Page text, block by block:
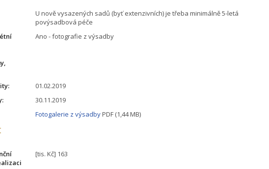
U nově vysazených sadů (byť extenzivních) je třeba minimálně 5-letá
povýsadbová péče
Ano - fotografie z výsadby
01.02.2019
30.11.2019
Fotogalerie z výsadbyPDF (1,44 MB)
[tis. Kč] 163